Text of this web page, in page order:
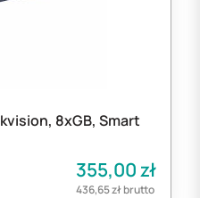
8xGB, Smart
355,00zł
436,65złbrutto